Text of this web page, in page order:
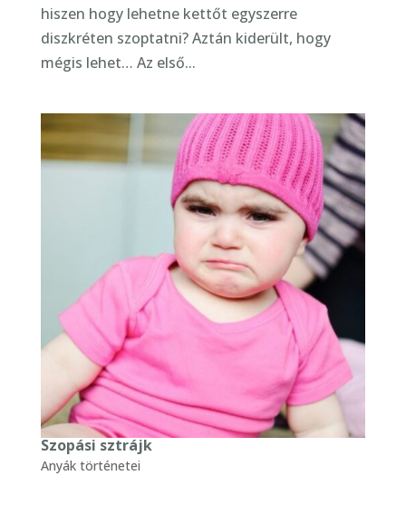
hiszen hogy lehetne kettőt egyszerre
diszkréten szoptatni? Aztán kiderült, hogy
mégis lehet… Az első...
Szopási sztrájk
Anyák történetei